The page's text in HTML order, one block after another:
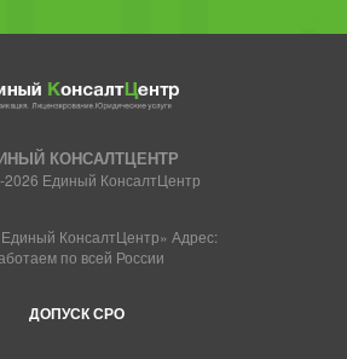
КОНСАЛТЦЕНТР
Единый КонсалтЦентр
КонсалтЦентр» Адрес:
по всей России
ДОПУСК СРО